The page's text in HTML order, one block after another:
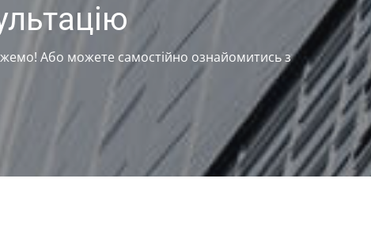
Або можете самостійно ознайомитись з